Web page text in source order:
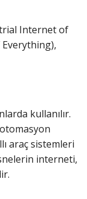
Internet of
kullanılır.
araç sistemleri
interneti,